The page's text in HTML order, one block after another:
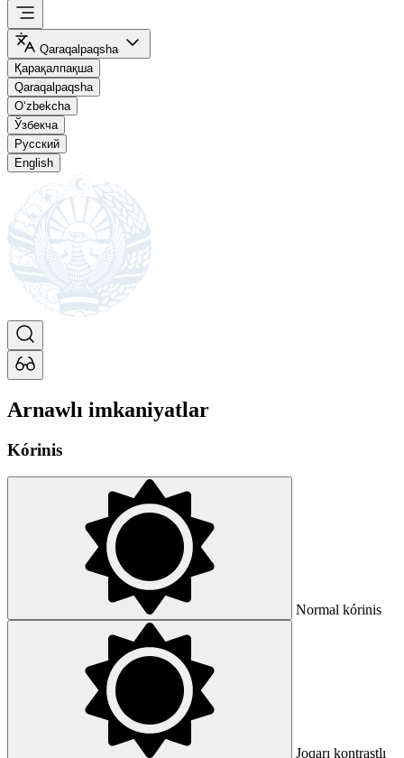
Qaraqalpaqsha
Қарақалпақша
Qaraqalpaqsha
O‘zbekcha
Ўзбекча
Русский
English
Arnawlı imkaniyatlar
Kórinis
Normal kórinis
Joqarı kontrastlı